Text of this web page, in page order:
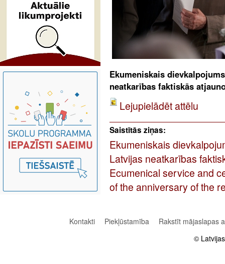
Ekumeniskais
neatkarības faktiskās
Lejupielādēt attēlu
Saistītās ziņas:
Ekumeniskais
Latvijas neatkarības
Ecumenical service and
of the anniversary of the
Kontakti Piekļūstamība
Rakstīt mājaslapas
©